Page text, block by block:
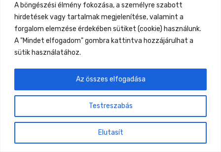
A böngészési élmény fokozása, a személyre szabott
hirdetések vagy tartalmak megjelenítése, valamint a
forgalom elemzése érdekében sütiket (cookie) használunk.
A "Mindet elfogadom" gombra kattintva hozzájárulhat a
sütik használatához.
Testreszabás
Elutasít
Az összes elfogadása
←Previous Event Next Event
Gyüttment Találkozó, 2026. augusztus 27-30.,